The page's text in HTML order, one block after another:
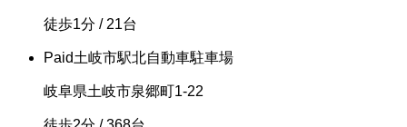
徒歩1分 / 21台
Paid土岐市駅北自動車駐車場
岐阜県土岐市泉郷町1-22